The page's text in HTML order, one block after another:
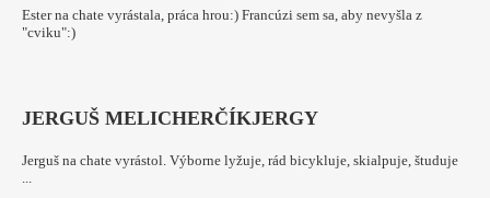
Ester na chate vyrástala, práca hrou:) Francúzi sem sa, aby nevyšla z
"cviku":)
JERGUŠ MELICHERČÍKJERGY
Jerguš na chate vyrástol. Výborne lyžuje, rád bicykluje, skialpuje, študuje
...